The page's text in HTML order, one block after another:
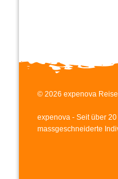
© 2026 expenova
expenova - Seit über
massgeschneiderte